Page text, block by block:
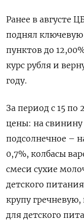
Ранее в августе
поднял ключевую
пунктов до
курс рубля и
году.
За период с 15 по
цены: на свинину
подсолнечное –
0,7%, колбасы
смеси сухие
детского
крупу
для детского